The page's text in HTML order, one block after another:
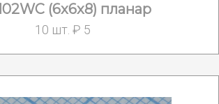
(6x6x8) планар
10 шт. ₽ 5